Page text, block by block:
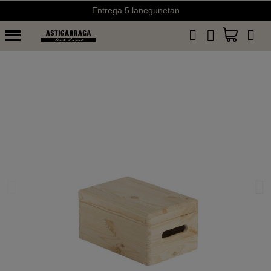
Entrega 5 lanegunetan